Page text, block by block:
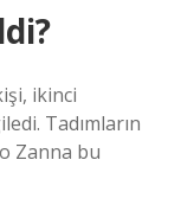
ikinci
Tadımların
Zanna bu